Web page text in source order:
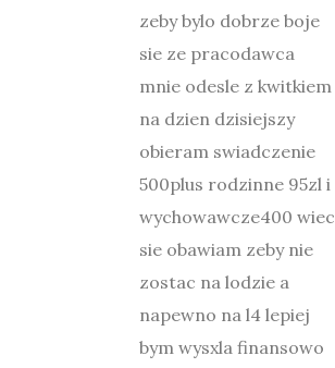
zeby bylo dobrze boje
sie ze pracodawca
mnie odesle z kwitkiem
na dzien dzisiejszy
obieram swiadczenie
500plus rodzinne 95zl i
wychowawcze400 wiec
sie obawiam zeby nie
zostac na lodzie a
napewno na l4 lepiej
bym wysxla finansowo